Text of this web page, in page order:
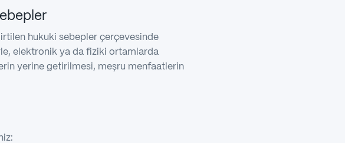
hukuki sebepler çerçevesinde
elektronik ya da fiziki ortamlarda
yerine getirilmesi, meşru menfaatlerin